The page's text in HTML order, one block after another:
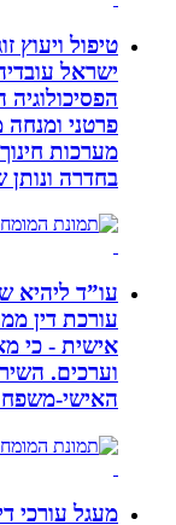
טיפול ויעוץ זוגי
ישראל עובדיה,
הפסיכולוגיה
פרטני ומנחה
בחדרה ונותן
עו”ד ליהיא
עורכת דין
אישית - כי
וערכים.
האישי-
מעגל עורכי דין